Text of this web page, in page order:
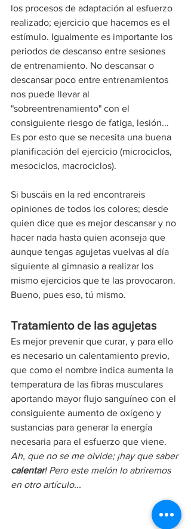
los procesos de adaptación al esfuerzo
realizado; ejercicio que hacemos es el
estímulo. Igualmente es importante los
periodos de descanso entre sesiones
de entrenamiento. No descansar o
descansar poco entre entrenamientos
nos puede llevar al
"sobreentrenamiento" con el
consiguiente riesgo de fatiga, lesión...
Es por esto que se necesita una buena
planificación del ejercicio (microciclos,
mesociclos, macrociclos).
Si buscáis en la red encontrareis
opiniones de todos los colores; desde
quien dice que es mejor descansar y no
hacer nada hasta quien aconseja que
aunque tengas agujetas vuelvas al día
siguiente al gimnasio a realizar los
mismo ejercicios que te las provocaron.
Bueno, pues eso, tú mismo.
Tratamiento de las agujetas
Es mejor prevenir que curar, y para ello
es necesario un calentamiento previo,
que como el nombre indica aumenta la
temperatura de las fibras musculares
aportando mayor flujo sanguíneo con el
consiguiente aumento de oxígeno y
sustancias para generar la energía
necesaria para el esfuerzo que viene.
Ah, que no se me olvide; ¡hay que saber
calentar! Pero este melón lo abriremos
en otro artículo...